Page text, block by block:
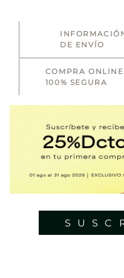
DE ENVÍO
COMPRA ONLINE
100% SEGURA